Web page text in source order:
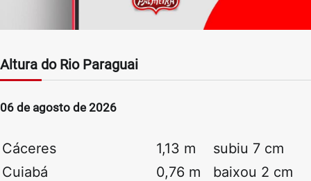
Altura do Rio Paraguai
06 de agosto de 2026
Cáceres 1,13 m
subiu 7 cm
Cuiabá
0,76 m baixou 2 cm